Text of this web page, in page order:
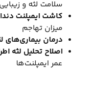
سلامت لثه و
کاشت ایمپلنت
میزان تهاجم
درمان بیماری‌های
اصلاح تحلیل لثه
عمر ایمپلنت‌ها